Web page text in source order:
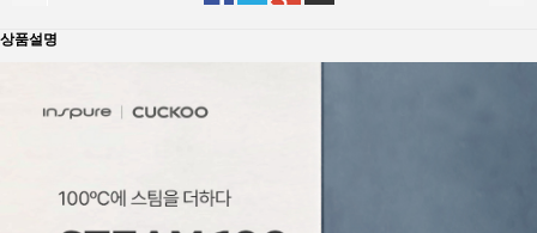
상품설명